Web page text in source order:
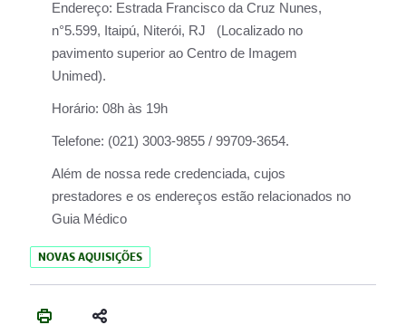
Endereço: Estrada Francisco da Cruz Nunes,
n°5.599, Itaipú, Niterói, RJ (Localizado no
pavimento superior ao Centro de Imagem
Unimed).
Horário: 08h às 19h
Telefone: (021) 3003-9855 / 99709-3654.
Além de nossa rede credenciada, cujos
prestadores e os endereços estão relacionados no
Guia Médico
NOVAS AQUISIÇÕES